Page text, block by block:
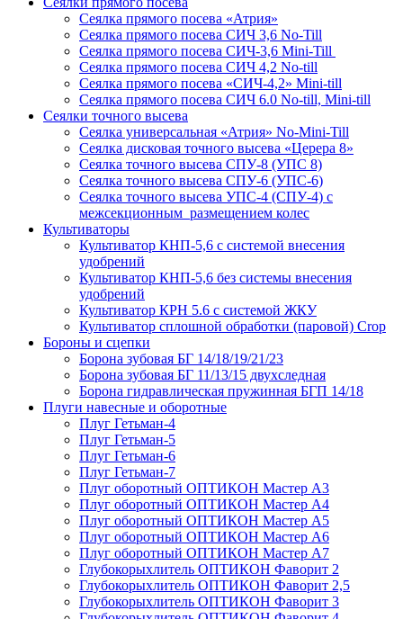
Сеялка прямого посева «Атрия»
Сеялка прямого посева СИЧ 3,6 No-Till
Сеялка прямого посева СИЧ-3,6 Mini-Till
Сеялка прямого посева СИЧ 4,2 No-till
Сеялка прямого посева «СИЧ-4,2» Mini-till
Сеялка прямого посева СИЧ 6.0 No-till, Mini-till
Сеялки точного высева
Сеялка универсальная «Атрия» No-Mini-Till
Сеялка дисковая точного высева «Церера 8»
Сеялка точного высева СПУ-8 (УПС 8)
Сеялка точного высева СПУ-6 (УПС-6)
Сеялка точного высева УПС-4 (СПУ-4) с
межсекционным размещением колес
Культиваторы
Культиватор КНП-5,6 с системой внесения
удобрений
Культиватор КНП-5,6 без системы внесения
удобрений
Культиватор КРН 5.6 с системой ЖКУ
Культиватор сплошной обработки (паровой) Crop
Бороны и сцепки
Борона зубовая БГ 14/18/19/21/23
Борона зубовая БГ 11/13/15 двухследная
Борона гидравлическая пружинная БГП 14/18
Плуги навесные и оборотные
Плуг Гетьман-4
Плуг Гетьман-5
Плуг Гетьман-6
Плуг Гетьман-7
Плуг оборотный ОПТИКОН Мастер А3
Плуг оборотный ОПТИКОН Мастер А4
Плуг оборотный ОПТИКОН Мастер А5
Плуг оборотный ОПТИКОН Мастер А6
Плуг оборотный ОПТИКОН Мастер А7
Глубокорыхлитель ОПТИКОН Фаворит 2
Глубокорыхлитель ОПТИКОН Фаворит 2,5
Глубокорыхлитель ОПТИКОН Фаворит 3